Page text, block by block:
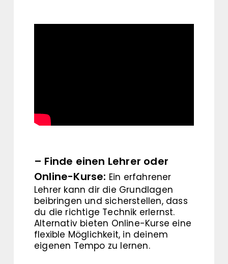
– Finde einen Lehrer oder
Online-Kurse: Ein erfahrener
Lehrer kann dir die Grundlagen
beibringen und sicherstellen, dass
du die richtige Technik erlernst.
Alternativ bieten Online-Kurse eine
flexible Möglichkeit, in deinem
eigenen Tempo zu lernen.